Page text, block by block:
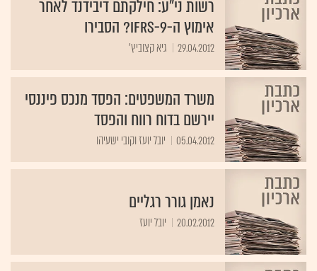
רשות ני"ע: חילקתם דיבידנד לאחר
אימוץ ה-IFRS-9? הסבירו
29.04.2012 גיא קצוביץ'
משרד המשפטים: הפסד מנכס פיננסי
יירשם בדוח רווח והפסד
05.04.2012 יובל יועז וקובי ישעיהו
נאמן גורר רגליים
20.02.2012 יובל יועז